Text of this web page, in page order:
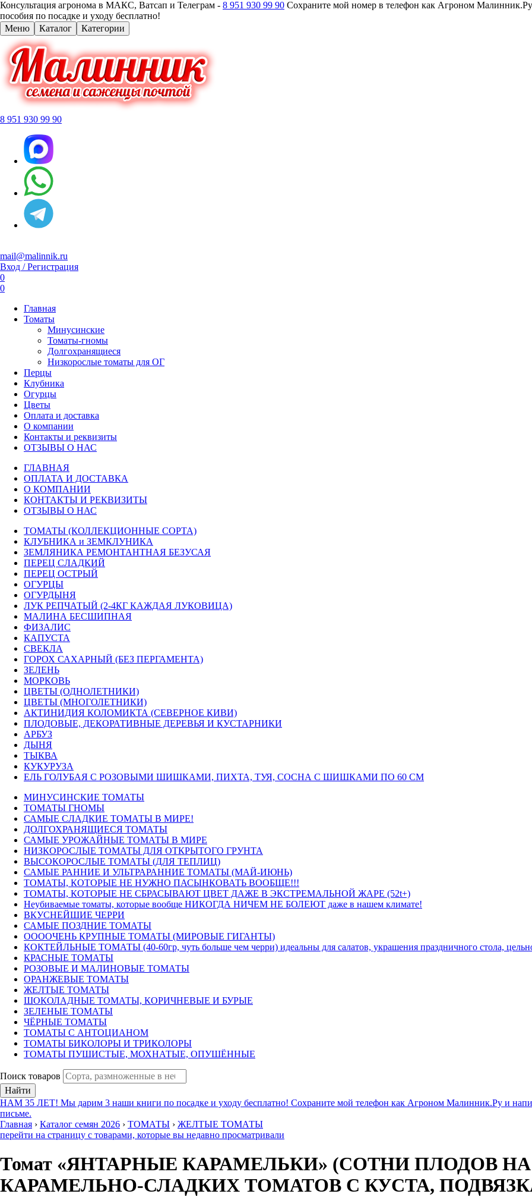
Консультация агронома в МАКС, Ватсап и Телеграм - 8 951 930 99 90 Сохраните мой номер в телефон как Агроном
пособия по посадке и уходу бесплатно!
Меню
Каталог Категории
8 951 930 99 90
mail@malinnik.ru
Вход / Регистрация
0
0
Главная
Томаты
Минусинские
Томаты-гномы
Долгохранящиеся
Низкорослые томаты для ОГ
Перцы
Клубника
Огурцы
Цветы
Оплата и доставка
О компании
Контакты и реквизиты
ОТЗЫВЫ О НАС
ГЛАВНАЯ
ОПЛАТА И ДОСТАВКА
О КОМПАНИИ
КОНТАКТЫ И РЕКВИЗИТЫ
ОТЗЫВЫ О НАС
ТОМАТЫ (КОЛЛЕКЦИОННЫЕ СОРТА)
КЛУБНИКА и ЗЕМКЛУНИКА
ЗЕМЛЯНИКА РЕМОНТАНТНАЯ БЕЗУСАЯ
ПЕРЕЦ СЛАДКИЙ
ПЕРЕЦ ОСТРЫЙ
ОГУРЦЫ
ОГУРДЫНЯ
ЛУК РЕПЧАТЫЙ (2-4КГ КАЖДАЯ ЛУКОВИЦА)
МАЛИНА БЕСШИПНАЯ
ФИЗАЛИС
КАПУСТА
СВЕКЛА
ГОРОХ САХАРНЫЙ (БЕЗ ПЕРГАМЕНТА)
ЗЕЛЕНЬ
МОРКОВЬ
ЦВЕТЫ (ОДНОЛЕТНИКИ)
ЦВЕТЫ (МНОГОЛЕТНИКИ)
АКТИНИДИЯ КОЛОМИКТА (СЕВЕРНОЕ КИВИ)
ПЛОДОВЫЕ, ДЕКОРАТИВНЫЕ ДЕРЕВЬЯ И КУСТАРНИКИ
АРБУЗ
ДЫНЯ
ТЫКВА
КУКУРУЗА
ЕЛЬ ГОЛУБАЯ С РОЗОВЫМИ ШИШКАМИ, ПИХТА, ТУЯ, СОСНА С ШИШКАМИ ПО 60 СМ
МИНУСИНСКИЕ ТОМАТЫ
ТОМАТЫ ГНОМЫ
САМЫЕ СЛАДКИЕ ТОМАТЫ В МИРЕ!
ДОЛГОХРАНЯЩИЕСЯ ТОМАТЫ
САМЫЕ УРОЖАЙНЫЕ ТОМАТЫ В МИРЕ
НИЗКОРОСЛЫЕ ТОМАТЫ ДЛЯ ОТКРЫТОГО ГРУНТА
ВЫСОКОРОСЛЫЕ ТОМАТЫ (ДЛЯ ТЕПЛИЦ)
САМЫЕ РАННИЕ И УЛЬТРАРАННИЕ ТОМАТЫ (МАЙ-ИЮНЬ)
ТОМАТЫ, КОТОРЫЕ НЕ НУЖНО ПАСЫНКОВАТЬ ВООБЩЕ!!!
ТОМАТЫ, КОТОРЫЕ НЕ СБРАСЫВАЮТ ЦВЕТ ДАЖЕ В ЭКСТРЕМАЛЬНОЙ ЖАРЕ (52t+)
Неубиваемые томаты, которые вообще НИКОГДА НИЧЕМ НЕ БОЛЕЮТ даже в нашем климате!
ВКУСНЕЙШИЕ ЧЕРРИ
САМЫЕ ПОЗДНИЕ ТОМАТЫ
ООООЧЕНЬ КРУПНЫЕ ТОМАТЫ (МИРОВЫЕ ГИГАНТЫ)
КОКТЕЙЛЬНЫЕ ТОМАТЫ (40-60гр, чуть больше чем черри) идеальны для салатов, украшения праздничного стола,
КРАСНЫЕ ТОМАТЫ
РОЗОВЫЕ И МАЛИНОВЫЕ ТОМАТЫ
ОРАНЖЕВЫЕ ТОМАТЫ
ЖЕЛТЫЕ ТОМАТЫ
ШОКОЛАДНЫЕ ТОМАТЫ, КОРИЧНЕВЫЕ И БУРЫЕ
ЗЕЛЕНЫЕ ТОМАТЫ
ЧЁРНЫЕ ТОМАТЫ
ТОМАТЫ С АНТОЦИАНОМ
ТОМАТЫ БИКОЛОРЫ И ТРИКОЛОРЫ
ТОМАТЫ ПУШИСТЫЕ, МОХНАТЫЕ, ОПУШЁННЫЕ
Поиск товаров
Найти
НАМ 35 ЛЕТ! Мы дарим 3 наши книги по посадке и уходу бесплатно! Сохраните мой телефон как Агроном Малинник.Ру и
письме.
Главная › Каталог семян 2026 › ТОМАТЫ › ЖЕЛТЫЕ ТОМАТЫ
перейти на страницу с товарами, которые вы недавно просматривали
Томат «ЯНТАРНЫЕ КАРАМЕЛЬКИ» (СОТНИ ПЛОДОВ
КАРАМЕЛЬНО-СЛАДКИХ ТОМАТОВ С КУСТА,